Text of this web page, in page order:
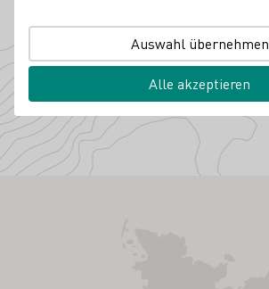
Merlot
Auswahl übernehmen
Alle akzeptieren